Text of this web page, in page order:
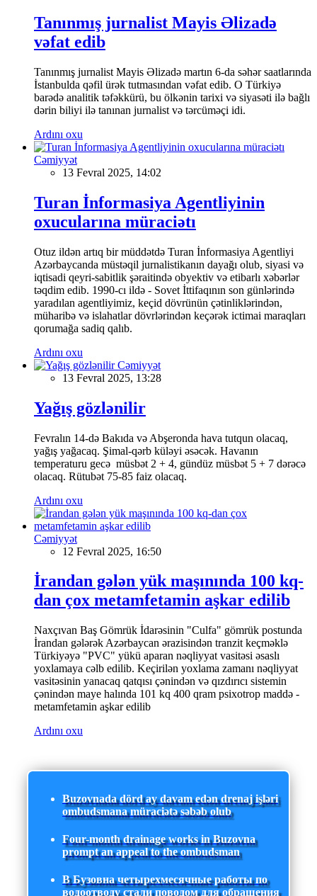
Tanınmış jurnalist Mayis Əlizadə
vəfat edib
Tanınmış jurnalist Mayis Əlizadə martın 6-da səhər saatlarında
İstanbulda qəfil ürək tutmasından vəfat edib. O Türkiyə
barədə analitik təfəkkürü, bu ölkənin tarixi və siyasəti ilə bağlı
dərin biliyi ilə tanınan jurnalist və tərcüməçi idi.
Ardını oxu
Cəmiyyət
13 Fevral 2025, 14:02
Turan İnformasiya Agentliyinin
oxucularına müraciətı
Otuz ildən artıq bir müddətdə Turan İnformasiya Agentliyi
Azərbaycanda müstəqil jurnalistikanın dayağı olub, siyasi və
iqtisadi qeyri-sabitlik şəraitində obyektiv və etibarlı xəbərlər
təqdim edib. 1990-cı ildə - Sovet İttifaqının son günlərində
yaradılan agentliyimiz, keçid dövrünün çətinliklərindən,
müharibə və islahatlar dövrlərindən keçərək ictimai maraqları
qorumağa sadiq qalıb.
Ardını oxu
Cəmiyyət
13 Fevral 2025, 13:28
Yağış gözlənilir
Fevralın 14-də Bakıda və Abşeronda hava tutqun olacaq,
yağış yağacaq. Şimal-qərb küləyi əsəcək. Havanın
temperaturu gecə müsbət 2 + 4, gündüz müsbət 5 + 7 dərəcə
olacaq. Rütubət 75-85 faiz olacaq.
Ardını oxu
Cəmiyyət
12 Fevral 2025, 16:50
İrandan gələn yük maşınında 100 kq-
dan çox metamfetamin aşkar edilib
Naxçıvan Baş Gömrük İdarəsinin "Culfa" gömrük postunda
İrandan gələrək Azərbaycan ərazisindən tranzit keçməklə
Türkiyəyə "PVC" yükü aparan nəqliyyat vasitəsi əsaslı
yoxlamaya cəlb edilib. Keçirilən yoxlama zamanı nəqliyyat
vasitəsinin yanacaq qatqısı çənindən və qızdırıcı sistemin
çənindən maye halında 101 kq 400 qram psixotrop maddə -
metamfetamin aşkar edilib
Ardını oxu
Buzovnada dörd ay davam edən drenaj işləri
ombudsmana müraciətə səbəb olub
Four-month drainage works in Buzovna
prompt an appeal to the ombudsman
В Бузовна четырехмесячные работы по
водоотводу стали поводом для обращения